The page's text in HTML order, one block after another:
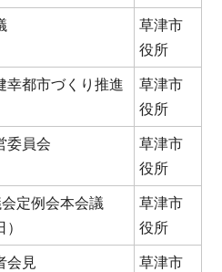
草津市
役所
幸都市づくり推進
草津市
役所
委員会
草津市
役所
定例会本会議
草津市
役所
会見
草津市